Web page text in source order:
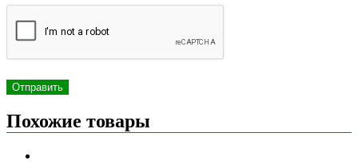
Похожие товары